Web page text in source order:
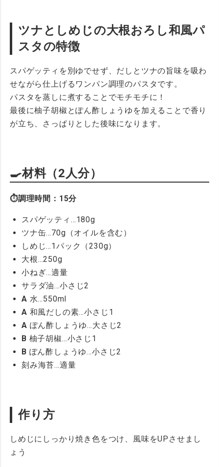
ツナとしめじの大根おろし和風パ
スタの特徴
スパゲッティを別ゆでせず、だしとツナの旨味を吸わ
せながら仕上げるワンパン調理のパスタです。
パスタを蒸しに煮することでモチモチに！
最後に柚子胡椒とぽん酢しょうゆを加えることで香り
が立ち、さっぱりとした後味になります。
🍳材料（2人分）
⏱調理時間：15分
スパゲッティ…180g
ツナ缶…70g（オイルを含む）
しめじ…1パック（230g）
大根…250g
小ねぎ…適量
サラダ油…小さじ2
A 水…550ml
A 和風だしの素…小さじ1
A ぽん酢しょうゆ…大さじ2
B 柚子胡椒…小さじ1
B ぽん酢しょうゆ…小さじ2
刻み海苔…適量
作り方
しめじにしっかり焼き色をつけ、風味をUPさせまし
ょう